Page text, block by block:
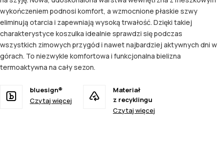
wykończeniem podnosi komfort, a wzmocnione płaskie szwy
eliminują otarcia i zapewniają wysoką trwałość. Dzięki takiej
charakterystyce koszulka idealnie sprawdzi się podczas
wszystkich zimowych przygód i nawet najbardziej aktywnych dni w
górach. To niezwykle komfortowa i funkcjonalna bielizna
termoaktywna na cały sezon.
bluesign®
Czytaj więcej
Materiał
z recyklingu
Czytaj więcej